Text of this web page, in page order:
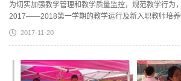
为切实加强教学管理和教学质量监控，规范教学行为
2017——2018第一学期的教学运行及新入职教师培养
学过程中存在的问题，按照学院教务处的要求，结合
名辅导员负责学生日常管理。教学检查采取院系两级
2017-11-20